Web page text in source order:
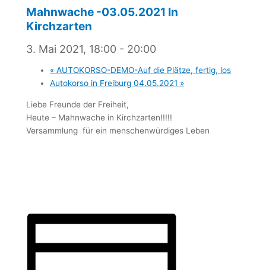
Mahnwache -03.05.2021 In
Kirchzarten
3. Mai 2021, 18:00 - 20:00
«AUTOKORSO-DEMO-Auf die Plätze, fertig, los
Autokorso in Freiburg 04.05.2021 »
Liebe Freunde der Freiheit,
Heute – Mahnwache in Kirchzarten!!!!!
Versammlung für ein menschenwürdiges Leben